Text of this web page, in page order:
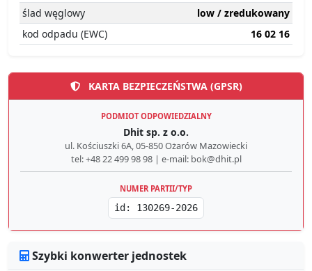
ślad węglowy
low / zredukowany
kod odpadu (EWC)
16 02 16
KARTA BEZPIECZEŃSTWA (GPSR)
PODMIOT ODPOWIEDZIALNY
Dhit sp. z o.o.
ul. Kościuszki 6A, 05-850 Ożarów Mazowiecki
tel: +48 22 499 98 98 | e-mail: bok@dhit.pl
NUMER PARTII/TYP
id: 130269-2026
Szybki konwerter jednostek